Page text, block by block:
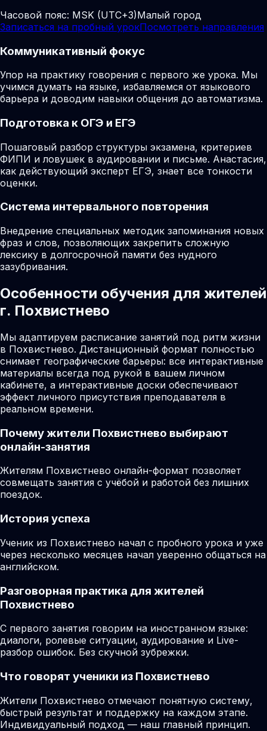
Часовой пояс: MSK (UTC+3)Малый город
Записаться на пробный урокПосмотреть направления
Коммуникативный фокус
Упор на практику говорения с первого же урока. Мы
учимся думать на языке, избавляемся от языкового
барьера и доводим навыки общения до автоматизма.
Подготовка к ОГЭ и ЕГЭ
Пошаговый разбор структуры экзамена, критериев
ФИПИ и ловушек в аудировании и письме. Анастасия,
как действующий эксперт ЕГЭ, знает все тонкости
оценки.
Система интервального повторения
Внедрение специальных методик запоминания новых
фраз и слов, позволяющих закрепить сложную
лексику в долгосрочной памяти без нудного
зазубривания.
Особенности обучения для жителей
г. Похвистнево
Мы адаптируем расписание занятий под ритм жизни
в Похвистнево. Дистанционный формат полностью
снимает географические барьеры: все интерактивные
материалы всегда под рукой в вашем личном
кабинете, а интерактивные доски обеспечивают
эффект личного присутствия преподавателя в
реальном времени.
Почему жители Похвистнево выбирают
онлайн-занятия
Жителям Похвистнево онлайн-формат позволяет
совмещать занятия с учёбой и работой без лишних
поездок.
История успеха
Ученик из Похвистнево начал с пробного урока и уже
через несколько месяцев начал уверенно общаться на
английском.
Разговорная практика для жителей
Похвистнево
С первого занятия говорим на иностранном языке:
диалоги, ролевые ситуации, аудирование и Live-
разбор ошибок. Без скучной зубрежки.
Что говорят ученики из Похвистнево
Жители Похвистнево отмечают понятную систему,
быстрый результат и поддержку на каждом этапе.
Индивидуальный подход — наш главный принцип.